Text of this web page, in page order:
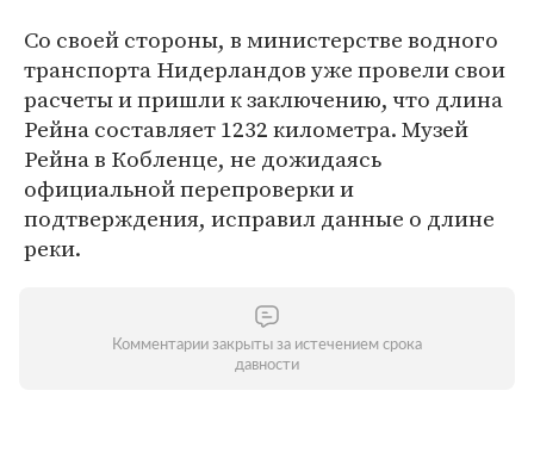
Со своей стороны, в министерстве водного
транспорта Нидерландов уже провели свои
расчеты и пришли к заключению, что длина
Рейна составляет 1232 километра. Музей
Рейна в Кобленце, не дожидаясь
официальной перепроверки и
подтверждения, исправил данные о длине
реки.
Комментарии закрыты за истечением срока
давности